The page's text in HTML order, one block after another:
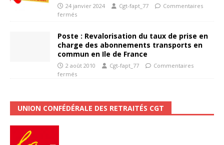
24 janvier 2024 Cgt-fapt_77
Commentaires
fermés
Poste : Revalorisation du taux de prise en
charge des abonnements transports en
commun en Ile de France
2 août 2010 Cgt-fapt_77
Commentaires
fermés
UNION CONFÉDÉRALE DES RETRAITÉS CGT